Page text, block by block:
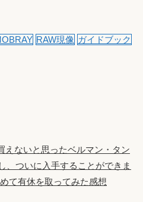
RAW現像 ガイドブック
えないと思ったベルマン・タン
、ついに入手することができま
て有休を取ってみた感想